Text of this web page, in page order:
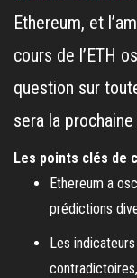
Ethereum, et
cours de l’ETH
question sur
sera la
Les points clés de
Ethereum a
prédictions
Les